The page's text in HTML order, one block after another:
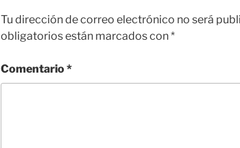
Tu dirección de correo electrónico no será
obligatorios están marcados con*
Comentario*